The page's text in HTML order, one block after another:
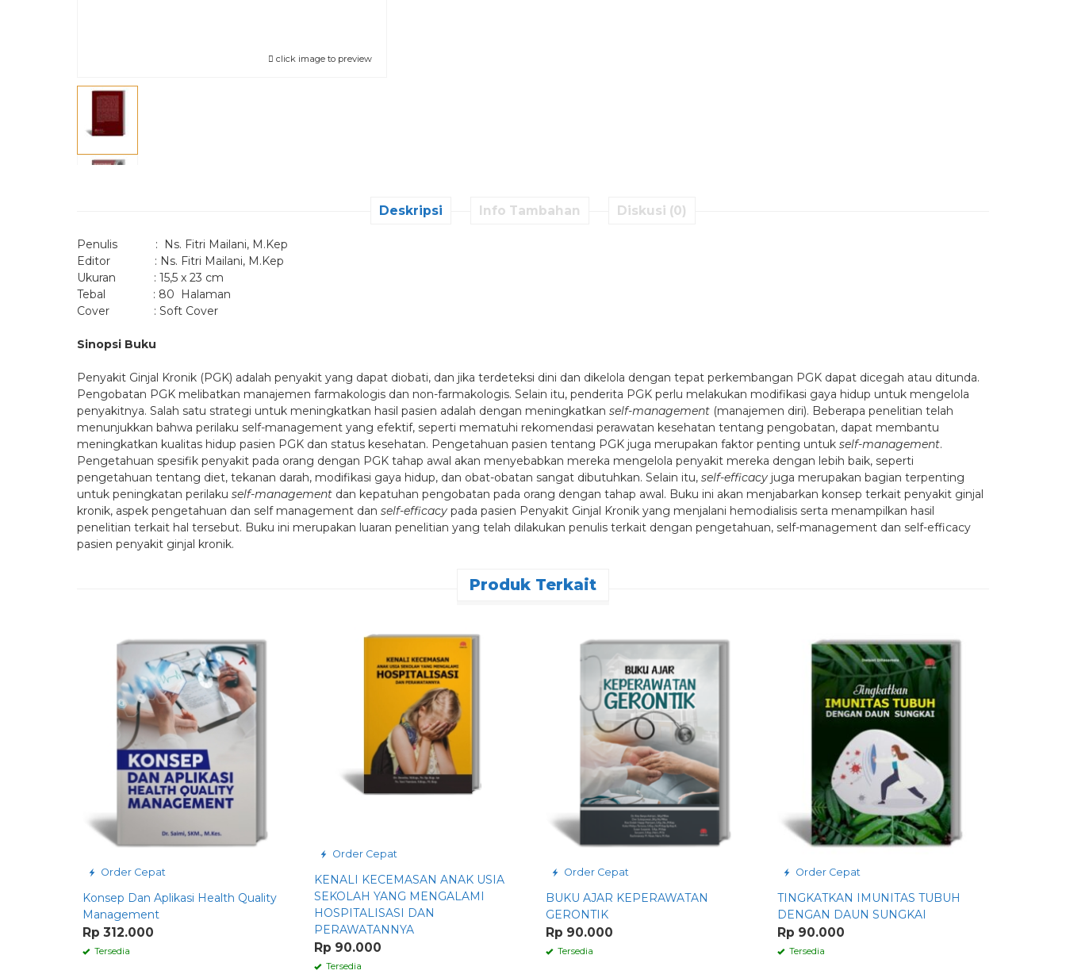
click image to preview
Deskripsi Info Tambahan Diskusi (0)
Penulis : Ns. Fitri Mailani, M.Kep
Editor : Ns. Fitri Mailani, M.Kep
Ukuran : 15,5 x 23 cm
Tebal : 80 Halaman
Cover : Soft Cover
Sinopsi Buku
Penyakit Ginjal Kronik (PGK) adalah penyakit yang dapat diobati, dan jika terdeteksi dini dan dikelola dengan tepat perkembangan PGK dapat dicegah atau ditunda.
Pengobatan PGK melibatkan manajemen farmakologis dan non-farmakologis. Selain itu, penderita PGK perlu melakukan modifikasi gaya hidup untuk mengelola
penyakitnya. Salah satu strategi untuk meningkatkan hasil pasien adalah dengan meningkatkan self-management (manajemen diri). Beberapa penelitian telah
menunjukkan bahwa perilaku self-management yang efektif, seperti mematuhi rekomendasi perawatan kesehatan tentang pengobatan, dapat membantu
meningkatkan kualitas hidup pasien PGK dan status kesehatan. Pengetahuan pasien tentang PGK juga merupakan faktor penting untuk self-management.
Pengetahuan spesifik penyakit pada orang dengan PGK tahap awal akan menyebabkan mereka mengelola penyakit mereka dengan lebih baik, seperti
pengetahuan tentang diet, tekanan darah, modifikasi gaya hidup, dan obat-obatan sangat dibutuhkan. Selain itu, self-efficacy juga merupakan bagian terpenting
untuk peningkatan perilaku self-management dan kepatuhan pengobatan pada orang dengan tahap awal. Buku ini akan menjabarkan konsep terkait penyakit ginjal
kronik, aspek pengetahuan dan self management dan self-efficacy pada pasien Penyakit Ginjal Kronik yang menjalani hemodialisis serta menampilkan hasil
penelitian terkait hal tersebut. Buku ini merupakan luaran penelitian yang telah dilakukan penulis terkait dengan pengetahuan, self-management dan self-efficacy
pasien penyakit ginjal kronik.
Produk Terkait
Order Cepat
Konsep Dan Aplikasi Health Quality
Management
Rp 312.000
Tersedia
Order Cepat
KENALI KECEMASAN ANAK USIA
SEKOLAH YANG MENGALAMI
HOSPITALISASI DAN
PERAWATANNYA
Rp 90.000
Tersedia
Order Cepat
BUKU AJAR KEPERAWATAN
GERONTIK
Rp 90.000
Tersedia
Order Cepat
TINGKATKAN IMUNITAS TUBUH
DENGAN DAUN SUNGKAI
Rp 90.000
Tersedia